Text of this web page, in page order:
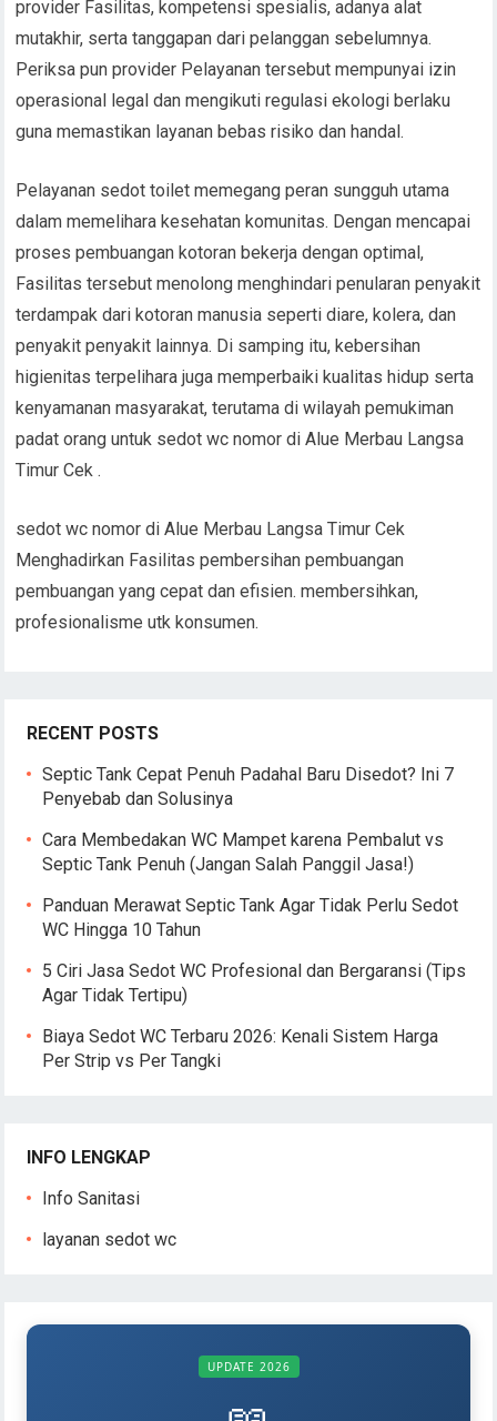
provider Fasilitas, kompetensi spesialis, adanya alat
mutakhir, serta tanggapan dari pelanggan sebelumnya.
Periksa pun provider Pelayanan tersebut mempunyai izin
operasional legal dan mengikuti regulasi ekologi berlaku
guna memastikan layanan bebas risiko dan handal.
Pelayanan sedot toilet memegang peran sungguh utama
dalam memelihara kesehatan komunitas. Dengan mencapai
proses pembuangan kotoran bekerja dengan optimal,
Fasilitas tersebut menolong menghindari penularan penyakit
terdampak dari kotoran manusia seperti diare, kolera, dan
penyakit penyakit lainnya. Di samping itu, kebersihan
higienitas terpelihara juga memperbaiki kualitas hidup serta
kenyamanan masyarakat, terutama di wilayah pemukiman
padat orang untuk sedot wc nomor di Alue Merbau Langsa
Timur Cek .
sedot wc nomor di Alue Merbau Langsa Timur Cek
Menghadirkan Fasilitas pembersihan pembuangan
pembuangan yang cepat dan efisien. membersihkan,
profesionalisme utk konsumen.
RECENT POSTS
Septic Tank Cepat Penuh Padahal Baru Disedot? Ini 7
Penyebab dan Solusinya
Cara Membedakan WC Mampet karena Pembalut vs
Septic Tank Penuh (Jangan Salah Panggil Jasa!)
Panduan Merawat Septic Tank Agar Tidak Perlu Sedot
WC Hingga 10 Tahun
5 Ciri Jasa Sedot WC Profesional dan Bergaransi (Tips
Agar Tidak Tertipu)
Biaya Sedot WC Terbaru 2026: Kenali Sistem Harga
Per Strip vs Per Tangki
INFO LENGKAP
Info Sanitasi
layanan sedot wc
UPDATE 2026